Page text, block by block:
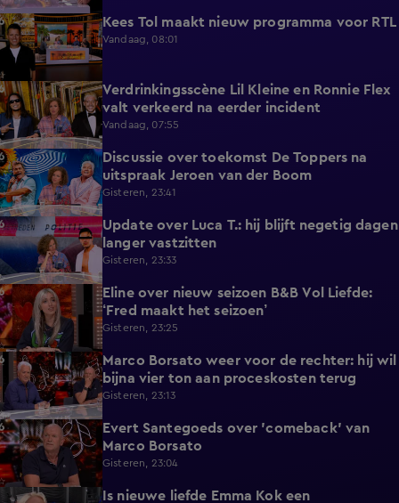
3:12 Kees Tol maakt nieuw programma voor RTL
Vandaag, 08:01
4:12
Verdrinkingsscène Lil Kleine en Ronnie Flex
valt verkeerd na eerder incident
Vandaag, 07:55
1:48
Discussie over toekomst De Toppers na
uitspraak Jeroen van der Boom
Gisteren, 23:41
1:34
Update over Luca T.: hij blijft negetig dagen
langer vastzitten
Gisteren, 23:33
3:33
Eline over nieuw seizoen B&B Vol Liefde:
‘Fred maakt het seizoen’
Gisteren, 23:25
3:32
Marco Borsato weer voor de rechter: hij wil
bijna vier ton aan proceskosten terug
Gisteren, 23:13
8:57
Evert Santegoeds over 'comeback' van
Marco Borsato
Gisteren, 23:04
0:38
Is nieuwe liefde Emma Kok een